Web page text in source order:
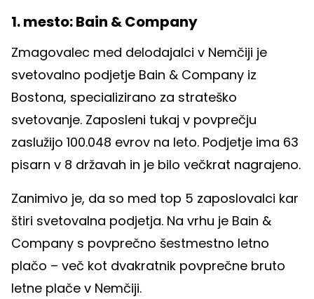
1. mesto: Bain & Company
Zmagovalec med delodajalci v Nemčiji je
svetovalno podjetje Bain & Company iz
Bostona, specializirano za strateško
svetovanje. Zaposleni tukaj v povprečju
zaslužijo 100.048 evrov na leto. Podjetje ima 63
pisarn v 8 državah in je bilo večkrat nagrajeno.
Zanimivo je, da so med top 5 zaposlovalci kar
štiri svetovalna podjetja. Na vrhu je Bain &
Company s povprečno šestmestno letno
plačo – več kot dvakratnik povprečne bruto
letne plače v Nemčiji.